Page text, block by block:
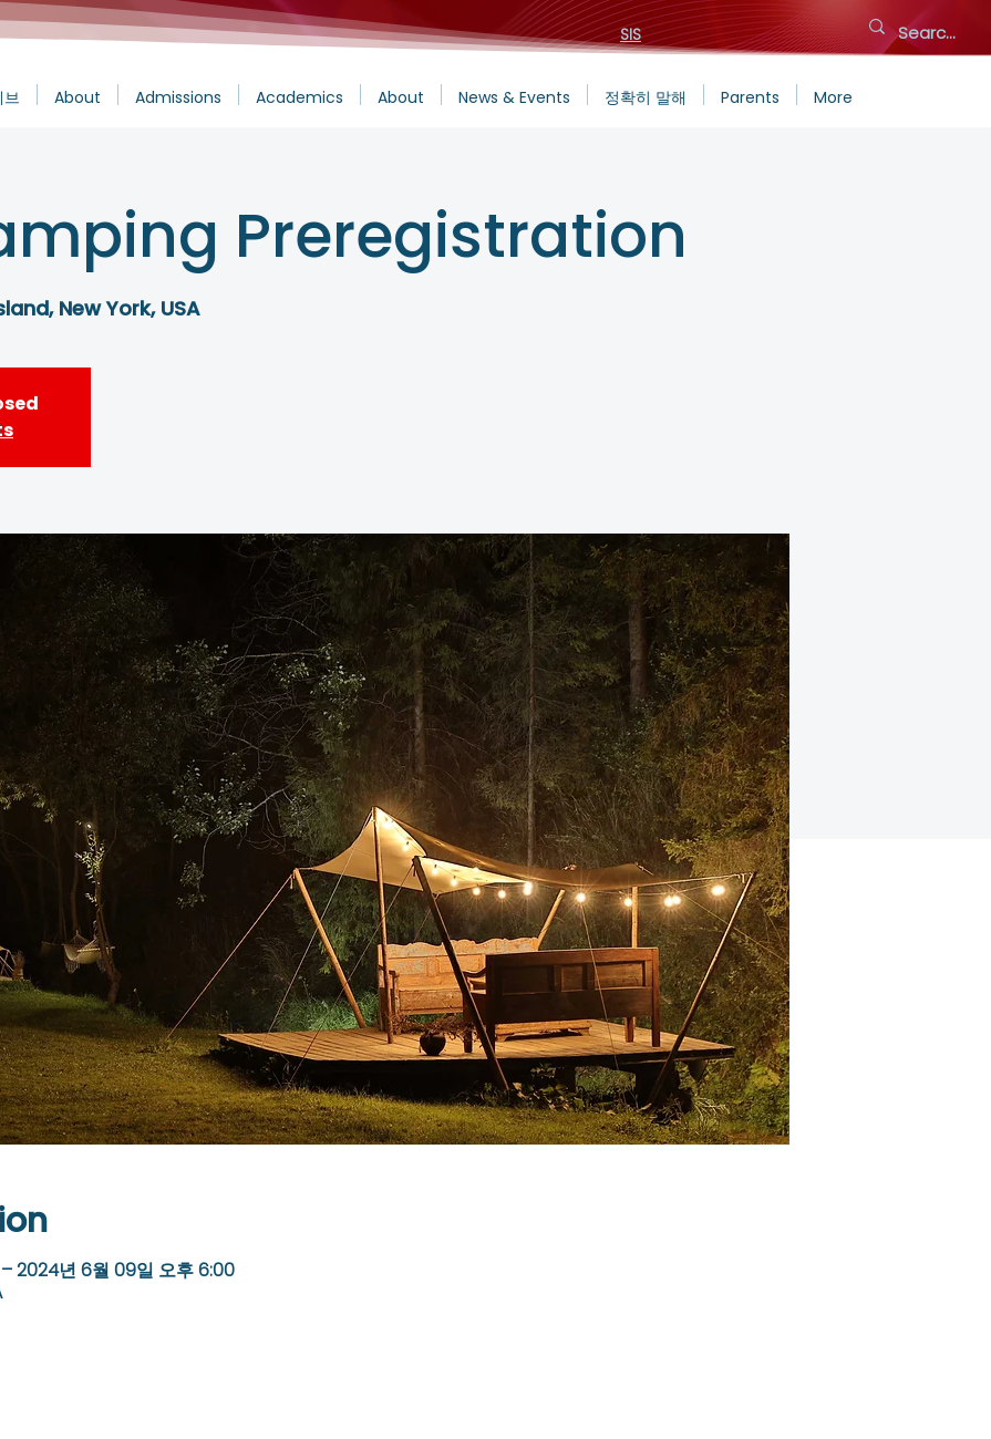
SIS
브 About Admissions Academics About News & Events 정확히 말해 Parents More
Preregistration
New York, USA
2024년 6월 09일 오후 6:00